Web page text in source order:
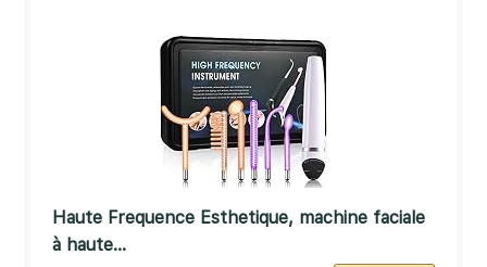
Haute Frequence Esthetique, machine faciale
à haute...